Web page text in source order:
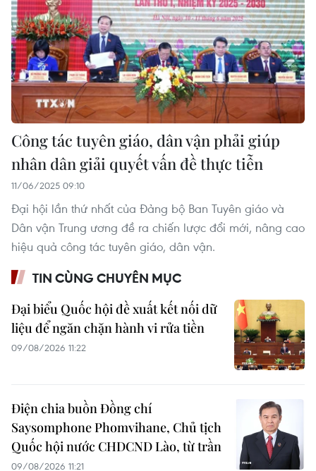
Công tác tuyên giáo, dân vận phải giúp
nhân dân giải quyết vấn đề thực tiễn
11/06/2025 09:10
Đại hội lần thứ nhất của Đảng bộ Ban Tuyên giáo và
Dân vận Trung ương đề ra chiến lược đổi mới, nâng cao
hiệu quả công tác tuyên giáo, dân vận.
TIN CÙNG CHUYÊN MỤC
Đại biểu Quốc hội đề xuất kết nối dữ
liệu để ngăn chặn hành vi rửa tiền
09/08/2026 11:22
Điện chia buồn Đồng chí
Saysomphone Phomvihane, Chủ tịch
Quốc hội nước CHDCND Lào, từ trần
09/08/2026 11:21